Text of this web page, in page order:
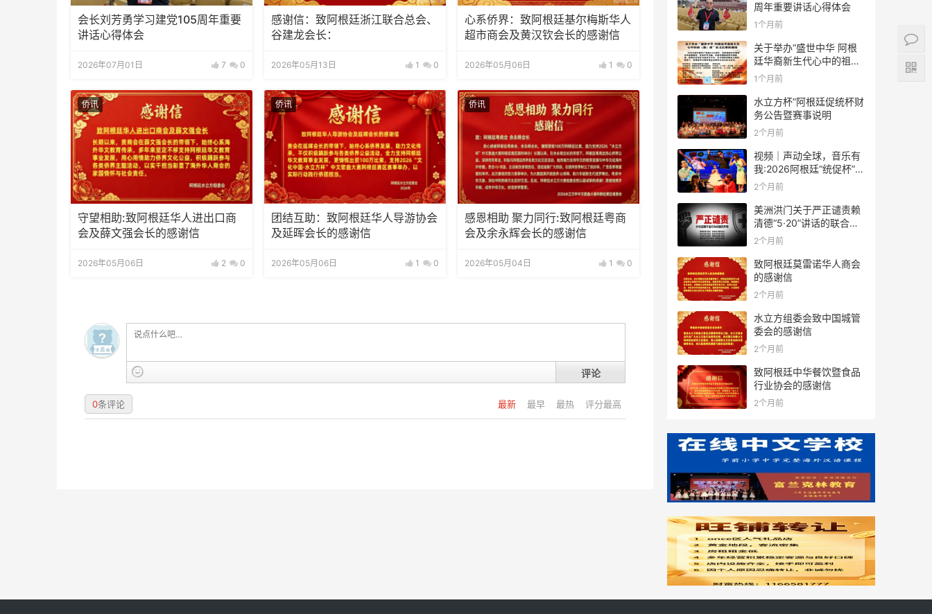
会长刘芳勇学习建党105周年重要
讲话心得体会
2026年07月01日 7 0
感谢信：致阿根廷浙江联合总会、
谷建龙会长：
2026年05月13日 1 0
心系侨界​：致阿根廷基尔梅斯华人
超市商会及黄汉钦会长的感谢信
2026年05月06日 1 0
侨讯
守望相助:致阿根廷华人进出口商
会及薛文强会长的感谢信
2026年05月06日 2 0
侨讯
团结互助：致阿根廷华人导游协会
及延晖会长的感谢信
2026年05月06日 1 0
侨讯
感恩相助 聚力同行:致阿根廷粤商
会及余永辉会长的感谢信
2026年05月04日 1 0
评论
最新 最早 最热 评分最高
0条评论
周年重要讲话心得体会
1个月前
关于举办“盛世中华 阿根
廷华裔新生代心中的祖
(籍)国”征文比赛的通知
1个月前
水立方杯”阿根廷促统杯财
务公告暨赛事说明
2个月前
视频｜声动全球，音乐有
我:2026阿根廷“统促杯”水
立方中文歌曲大赛总决赛
2个月前
美洲洪门关于严正谴责赖
清德“5·20”讲话的联合声
明
2个月前
致阿根廷莫雷诺华人商会
的感谢信
2个月前
水立方组委会致中国城管
委会的感谢信
2个月前
致阿根廷中华餐饮暨食品
行业协会的感谢信
2个月前